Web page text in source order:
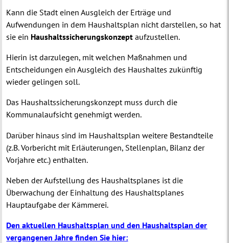
Kann die Stadt einen Ausgleich der Erträge und
Aufwendungen in dem Haushaltsplan nicht darstellen, so hat
sie ein Haushaltssicherungskonzept aufzustellen.
Hierin ist darzulegen, mit welchen Maßnahmen und
Entscheidungen ein Ausgleich des Haushaltes zukünftig
wieder gelingen soll.
Das Haushaltssicherungskonzept muss durch die
Kommunalaufsicht genehmigt werden.
Darüber hinaus sind im Haushaltsplan weitere Bestandteile
(z.B. Vorbericht mit Erläuterungen, Stellenplan, Bilanz der
Vorjahre etc.) enthalten.
Neben der Aufstellung des Haushaltsplanes ist die
Überwachung der Einhaltung des Haushaltsplanes
Hauptaufgabe der Kämmerei.
Den aktuellen Haushaltsplan und den Haushaltsplan der
vergangenen Jahre finden Sie hier: